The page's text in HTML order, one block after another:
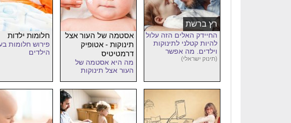
רץ ברשת
החיידק האלים הזה עלול
להיות קטלני לתינוקות
וילדים. מה אפשר
לעשות?
(תינוק ישראלי)
אסטמה של העור אצל
תינוקות - אטופיק
דרמטיטיס
מה היא אסטמה של
העור אצל תינוקות
חלומות ילדות
פירוש חלומות
הילדים